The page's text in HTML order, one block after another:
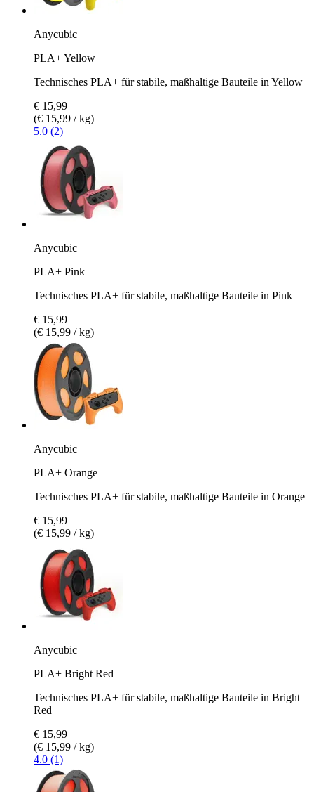
Anycubic
PLA+ Yellow
Technisches PLA+ für stabile, maßhaltige Bauteile in Yellow
€ 15,99
(€ 15,99 / kg)
5.0 (2)
Anycubic
PLA+ Pink
Technisches PLA+ für stabile, maßhaltige Bauteile in Pink
€ 15,99
(€ 15,99 / kg)
Anycubic
PLA+ Orange
Technisches PLA+ für stabile, maßhaltige Bauteile in Orange
€ 15,99
(€ 15,99 / kg)
Anycubic
PLA+ Bright Red
Technisches PLA+ für stabile, maßhaltige Bauteile in Bright
Red
€ 15,99
(€ 15,99 / kg)
4.0 (1)